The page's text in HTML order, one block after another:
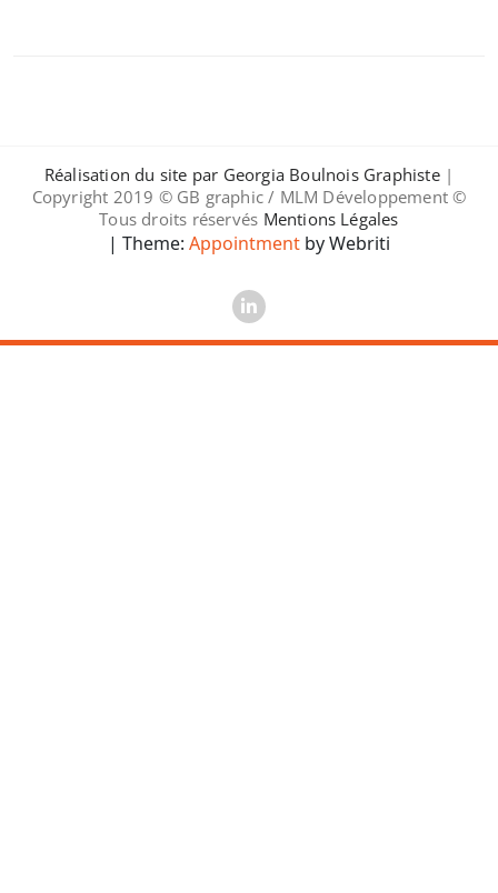
Réalisation du site par Georgia Boulnois Graphiste|
Copyright 2019 © GB graphic / MLM Développement ©
Tous droits réservés Mentions Légales
| Theme: Appointment by Webriti